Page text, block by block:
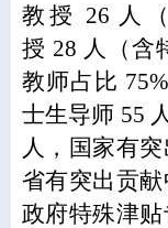
教授 26 人
授 28 人 （
教师占比 75%
士生导师 55
人，国家有
省有突出贡
政府特殊津贴